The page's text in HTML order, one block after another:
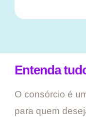
Entenda
O consórcio é
para quem